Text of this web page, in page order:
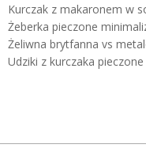
Kurczak z makaronem w
Żeberka pieczone
Żeliwna brytfanna vs
Udziki z kurczaka